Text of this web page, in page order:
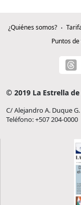
¿Quiénes somos?
Puntos
© 2019 La Estrella
C/ Alejandro A. Duque
Teléfono: +507 204-0000